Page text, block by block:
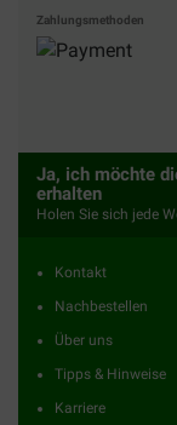
Zahlungsmethoden
Ja, ich möchte
erhalten
Holen Sie sich jede
Kontakt
Nachbestellen
Über uns
Tipps & Hinweise
Karriere